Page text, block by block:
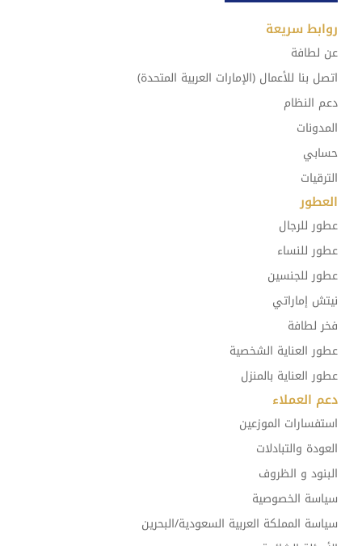
روابط سريعة
عن لطافة
اتصل بنا للأعمال (الإمارات العربية المتحدة)
دعم النظام
المدونات
حسابي
الترقيات
العطور
عطور للرجال
عطور للنساء
عطور للجنسين
نيتش إماراتي
فخر لطافة
عطور العناية الشخصية
عطور العناية بالمنزل
دعم العملاء
استفسارات الموزعين
العودة والتبادلات
البنود و الظروف
سياسة الخصوصية
سياسة المملكة العربية السعودية/البحرين